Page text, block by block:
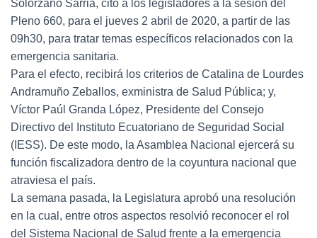
Solórzano Sarria, citó a los legisladores a la sesión del
Pleno 660, para el jueves 2 abril de 2020, a partir de las
09h30, para tratar temas específicos relacionados con la
emergencia sanitaria.
Para el efecto, recibirá los criterios de Catalina de Lourdes
Andramuño Zeballos, exministra de Salud Pública; y,
Víctor Paúl Granda López, Presidente del Consejo
Directivo del Instituto Ecuatoriano de Seguridad Social
(IESS). De este modo, la Asamblea Nacional ejercerá su
función fiscalizadora dentro de la coyuntura nacional que
atraviesa el país.
La semana pasada, la Legislatura aprobó una resolución
en la cual, entre otros aspectos resolvió reconocer el rol
del Sistema Nacional de Salud frente a la emergencia